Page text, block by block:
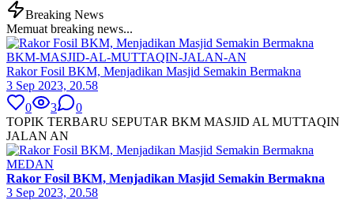
Breaking News
Memuat breaking news...
BKM-MASJID-AL-MUTTAQIN-JALAN-AN
Rakor Fosil BKM, Menjadikan Masjid Semakin Bermakna
3 Sep 2023, 20.58
0
3
0
TOPIK TERBARU SEPUTAR BKM MASJID AL MUTTAQIN
JALAN AN
MEDAN
Rakor Fosil BKM, Menjadikan Masjid Semakin Bermakna
3 Sep 2023, 20.58